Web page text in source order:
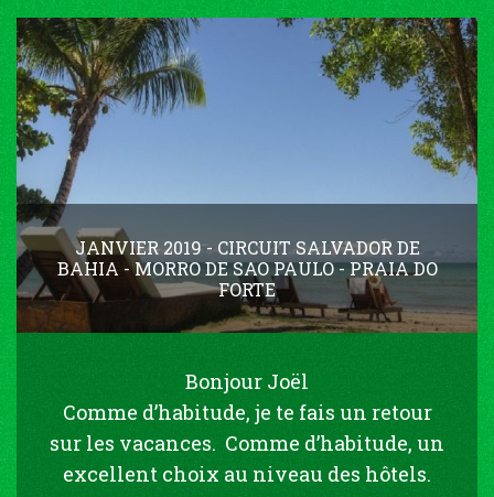
JANVIER 2019 - CIRCUIT SALVADOR DE
BAHIA - MORRO DE SAO PAULO - PRAIA DO
FORTE
Bonjour Joël
Comme d’habitude, je te fais un retour
sur les vacances. Comme d’habitude, un
excellent choix au niveau des hôtels.